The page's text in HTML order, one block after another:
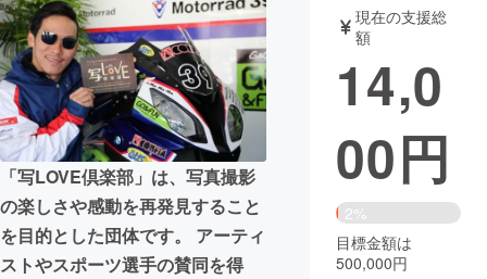
アート・写真 音楽
テクノロジー・ガジェット ゲーム・
映像・映画 書籍・雑誌
ビジネス・起業 チャレンジ
まちづくり・地域活性化
「写LOVE倶楽部」は、写真撮影
の楽しさや感動を再発見すること
を目的とした団体です。 アーティ
ストやスポーツ選手の賛同を得
現在の支援総
額
14,0
00円
2%
目標金額は
500,000円